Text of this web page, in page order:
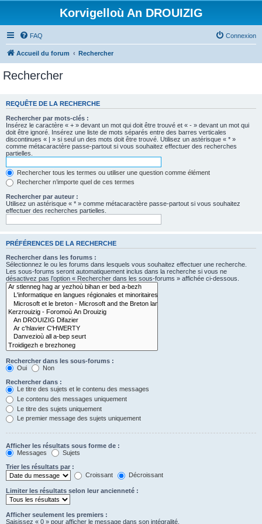
Korvigelloù An DROUIZIG
FAQ Connexion
Accueil du forum Rechercher
Rechercher
REQUÊTE DE LA RECHERCHE
Rechercher par mots-clés :
Insérez le caractère « + » devant un mot qui doit être trouvé et « - » devant un mot qui
doit être ignoré. Insérez une liste de mots séparés entre des barres verticales
discontinues « | » si seul un des mots doit être trouvé. Utilisez un astérisque « * »
comme métacaractère passe-partout si vous souhaitez effectuer des recherches
partielles.
Rechercher tous les termes ou utiliser une question comme élément
Rechercher n’importe quel de ces termes
Rechercher par auteur :
Utilisez un astérisque « * » comme métacaractère passe-partout si vous souhaitez
effectuer des recherches partielles.
PRÉFÉRENCES DE LA RECHERCHE
Rechercher dans les forums :
Sélectionnez le ou les forums dans lesquels vous souhaitez effectuer une recherche.
Les sous-forums seront automatiquement inclus dans la recherche si vous ne
désactivez pas l’option « Rechercher dans les sous-forums » affichée ci-dessous.
Rechercher dans les sous-forums :
Oui
Non
Rechercher dans :
Le titre des sujets et le contenu des messages
Le contenu des messages uniquement
Le titre des sujets uniquement
Le premier message des sujets uniquement
Afficher les résultats sous forme de :
Messages
Sujets
Trier les résultats par :
Croissant
Décroissant
Limiter les résultats selon leur ancienneté :
Afficher seulement les premiers :
Saisissez « 0 » pour afficher le message dans son intégralité.